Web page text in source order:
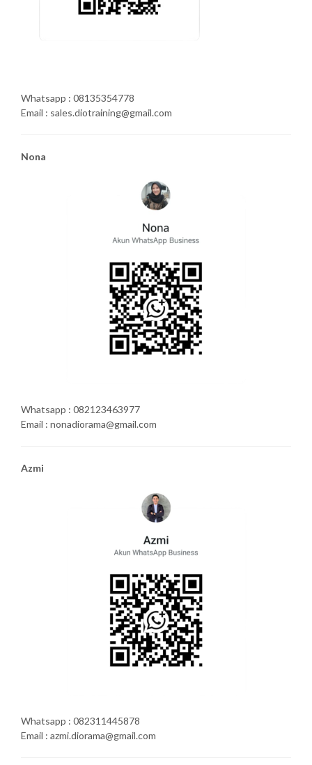
Whatsapp : 08135354778
Email : sales.diotraining@gmail.com
Nona
Whatsapp : 082123463977
Email : nonadiorama@gmail.com
Azmi
Whatsapp : 082311445878
Email : azmi.diorama@gmail.com